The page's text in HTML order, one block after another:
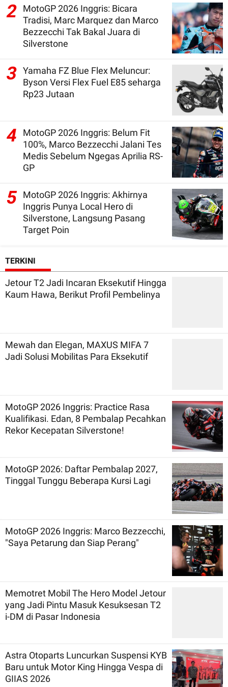
2
MotoGP 2026 Inggris: Bicara
Tradisi, Marc Marquez dan Marco
Bezzecchi Tak Bakal Juara di
Silverstone
3 Yamaha FZ Blue Flex Meluncur:
Byson Versi Flex Fuel E85 seharga
Rp23 Jutaan
4
MotoGP 2026 Inggris: Belum Fit
100%, Marco Bezzecchi Jalani Tes
Medis Sebelum Ngegas Aprilia RS-
GP
5 MotoGP 2026 Inggris: Akhirnya
Inggris Punya Local Hero di
Silverstone, Langsung Pasang
Target Poin
TERKINI
Jetour T2 Jadi Incaran Eksekutif Hingga
Kaum Hawa, Berikut Profil Pembelinya
Mewah dan Elegan, MAXUS MIFA 7
Jadi Solusi Mobilitas Para Eksekutif
MotoGP 2026 Inggris: Practice Rasa
Kualifikasi. Edan, 8 Pembalap Pecahkan
Rekor Kecepatan Silverstone!
MotoGP 2026: Daftar Pembalap 2027,
Tinggal Tunggu Beberapa Kursi Lagi
MotoGP 2026 Inggris: Marco Bezzecchi,
"Saya Petarung dan Siap Perang"
Memotret Mobil The Hero Model Jetour
yang Jadi Pintu Masuk Kesuksesan T2
i-DM di Pasar Indonesia
Astra Otoparts Luncurkan Suspensi KYB
Baru untuk Motor King Hingga Vespa di
GIIAS 2026